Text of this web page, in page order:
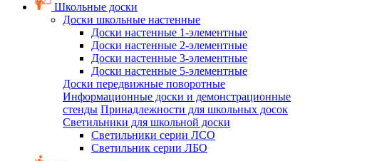
Школьные доски
Доски школьные настенные
Доски настенные 1-элементные
Доски настенные 2-элементные
Доски настенные 3-элементные
Доски настенные 5-элементные
Доски передвижные поворотные
Информационные доски и демонстрационные
стенды Принадлежности для школьных досок
Светильники для школьной доски
Светильники серии ЛСО
Светильник серии ЛБО